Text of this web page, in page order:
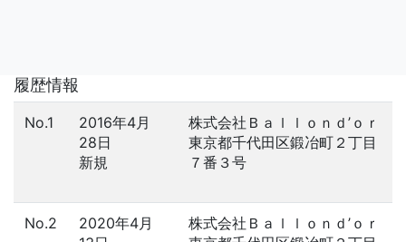
履歴情報
No.1
2016年4月
28日
新規
株式会社Ｂａｌｌｏｎｄ’ｏｒ
東京都千代田区鍛冶町２丁目
７番３号
No.2
2020年4月
株式会社Ｂａｌｌｏｎｄ’ｏｒ